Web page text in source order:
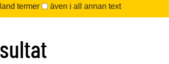
termer
även i all annan text